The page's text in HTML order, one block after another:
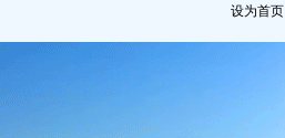
设为首页